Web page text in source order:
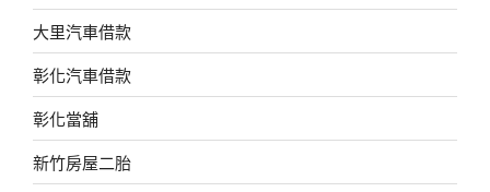
大里汽車借款
彰化汽車借款
彰化當舖
新竹房屋二胎